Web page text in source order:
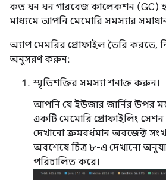
কত ঘন ঘন গারবেজ কালেকশন (GC)
মাধ্যমে আপনি মেমোরি সমস্যার
অ্যাপ মেমরির প্রোফাইল তৈরি করতে,
অনুসরণ করুন:
স্মৃতিশক্তির সমস্যা শনাক্ত করুন।
আপনি যে ইউজার জার্নির উপর
একটি মেমোরি প্রোফাইলিং
দেখানো ক্রমবর্ধমান অবজেক্ট
অবশেষে চিত্র ৮-এ দেখানো
পরিচালিত করে।